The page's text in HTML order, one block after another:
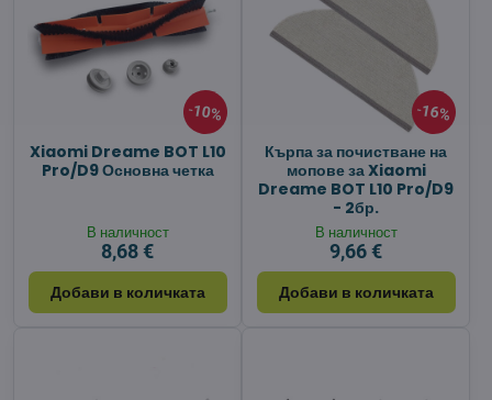
10%
Xiaomi Dreame BOT L10
Pro/D9 Основна четка
В наличност
8,68 €
Добави в количката
16%
Кърпа за почистване на
мопове за Xiaomi
Dreame BOT L10 Pro/D9
- 2бр.
В наличност
9,66 €
Добави в количката